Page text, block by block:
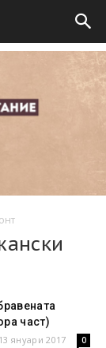
част)
13 януари 2017 0